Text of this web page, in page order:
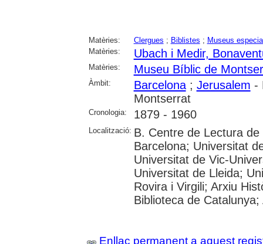
Matèries: Clergues ; Biblistes ; Museus
Matèries:
Ubach i Medir,
Matèries: Museu Bíblic de
Àmbit: Barcelona; Jerusalem -
Montserrat
Cronologia: 1879 - 1960
Localització: B. Centre de Lectura
Barcelona; Universitat
Universitat de Vic-
Universitat de Lleida;
Rovira i Virgili; Arxiu
Biblioteca de
Enllaç permanent a aquest